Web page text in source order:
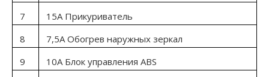
7
15А Прикуриватель
8
7,5А Обогрев наружных зеркал
9
10А Блок управления ABS